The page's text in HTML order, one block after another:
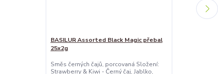
BASILUR Assorted Black Magic přebal
25x2g
Směs černých čajů, porcovaná Složení:
Strawberry & Kiwi - Černý čaj, Jablko,